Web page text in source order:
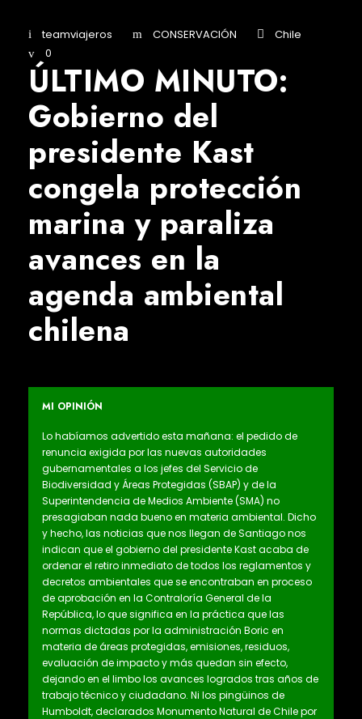
teamviajeros CONSERVACIÓN
Chile
0
ÚLTIMO MINUTO:
Gobierno del
presidente Kast
congela protección
marina y paraliza
avances en la
agenda ambiental
chilena
MI OPINIÓN
Lo habíamos advertido esta mañana: el pedido de
renuncia exigida por las nuevas autoridades
gubernamentales a los jefes del Servicio de
Biodiversidad y Áreas Protegidas (SBAP) y de la
Superintendencia de Medios Ambiente (SMA) no
presagiaban nada bueno en materia ambiental. Dicho
y hecho, las noticias que nos llegan de Santiago nos
indican que el gobierno del presidente Kast acaba de
ordenar el retiro inmediato de todos los reglamentos y
decretos ambientales que se encontraban en proceso
de aprobación en la Contraloría General de la
República, lo que significa en la práctica que las
normas dictadas por la administración Boric en
materia de áreas protegidas, emisiones, residuos,
evaluación de impacto y más quedan sin efecto,
dejando en el limbo los avances logrados tras años de
trabajo técnico y ciudadano. Ni los pingüinos de
Humboldt, declarados Monumento Natural de Chile por